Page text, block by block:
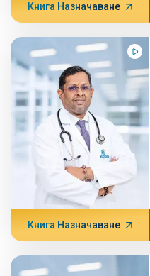
Книга Назначаване
Книга Назначаване